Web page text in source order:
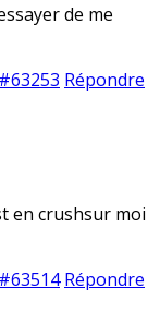
de me
#63253 Répondre
en crushsur moi
#63514 Répondre